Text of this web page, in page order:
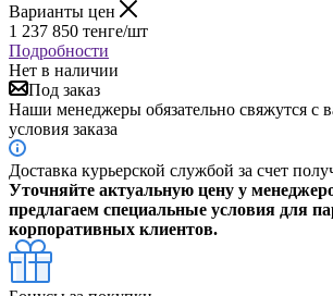
Варианты цен
1 237 850 тенге/шт
Подробности
Нет в наличии
Под заказ
Наши менеджеры обязательно свяжутся с
условия заказа
Доставка курьерской службой за счет
Уточняйте актуальную цену у
предлагаем специальные условия для
корпоративных клиентов.